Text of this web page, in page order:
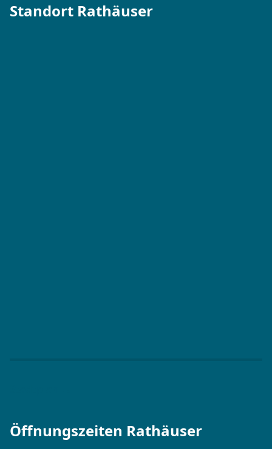
Standort Rathäuser
Öffnungszeiten Rathäuser